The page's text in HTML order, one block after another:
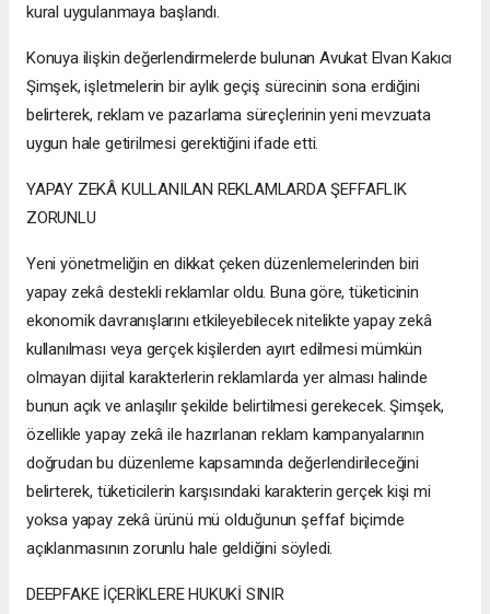
kural uygulanmaya başlandı.
Konuya ilişkin değerlendirmelerde bulunan Avukat Elvan Kakıcı
Şimşek, işletmelerin bir aylık geçiş sürecinin sona erdiğini
belirterek, reklam ve pazarlama süreçlerinin yeni mevzuata
uygun hale getirilmesi gerektiğini ifade etti.
YAPAY ZEKÂ KULLANILAN REKLAMLARDA ŞEFFAFLIK
ZORUNLU
Yeni yönetmeliğin en dikkat çeken düzenlemelerinden biri
yapay zekâ destekli reklamlar oldu. Buna göre, tüketicinin
ekonomik davranışlarını etkileyebilecek nitelikte yapay zekâ
kullanılması veya gerçek kişilerden ayırt edilmesi mümkün
olmayan dijital karakterlerin reklamlarda yer alması halinde
bunun açık ve anlaşılır şekilde belirtilmesi gerekecek. Şimşek,
özellikle yapay zekâ ile hazırlanan reklam kampanyalarının
doğrudan bu düzenleme kapsamında değerlendirileceğini
belirterek, tüketicilerin karşısındaki karakterin gerçek kişi mi
yoksa yapay zekâ ürünü mü olduğunun şeffaf biçimde
açıklanmasının zorunlu hale geldiğini söyledi.
DEEPFAKE İÇERİKLERE HUKUKİ SINIR